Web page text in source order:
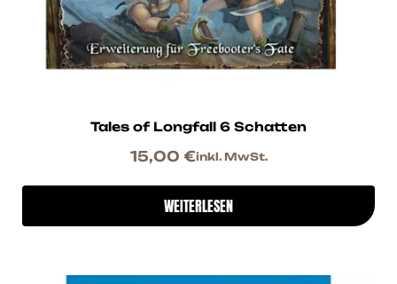
Tales of Longfall 6 Schatten
15,00 €inkl. MwSt.
WEITERLESEN